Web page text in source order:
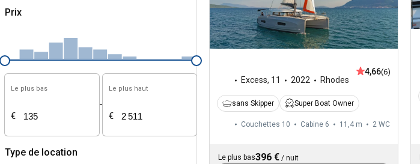
Prix
Le plus bas
€
-
Le plus haut
€
Type de location
Excess, 11 2022 Rhodes
4,66(6)
sans Skipper Super Boat Owner
Couchettes 10 Cabine 6 11,4 m 2 WC
Le plus bas396 € / nuit